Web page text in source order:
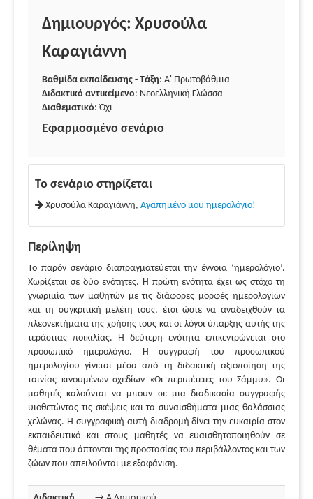
Δημιουργός: Χρυσούλα
Καραγιάννη
Βαθμίδα εκπαίδευσης - Τάξη: Α' Πρωτοβάθμια
Διδακτικό αντικείμενο: Νεοελληνική Γλώσσα
Διαθεματικό: Όχι
Εφαρμοσμένο σενάριο
Το σενάριο στηρίζεται
Χρυσούλα Καραγιάννη, Αγαπημένο μου ημερολόγιο!
Περίληψη
Το παρόν σενάριο διαπραγματεύεται την έννοια ‘ημερολόγιο’.
Χωρίζεται σε δύο ενότητες. Η πρώτη ενότητα έχει ως στόχο τη
γνωριμία των μαθητών με τις διάφορες μορφές ημερολογίων
και τη συγκριτική μελέτη τους, έτσι ώστε να αναδειχθούν τα
πλεονεκτήματα της χρήσης τους και οι λόγοι ύπαρξης αυτής της
τεράστιας ποικιλίας. Η δεύτερη ενότητα επικεντρώνεται στο
προσωπικό ημερολόγιο. Η συγγραφή του προσωπικού
ημερολογίου γίνεται μέσα από τη διδακτική αξιοποίηση της
ταινίας κινουμένων σχεδίων «Οι περιπέτειες του Σάμμυ». Οι
μαθητές καλούνται να μπουν σε μια διαδικασία συγγραφής
υιοθετώντας τις σκέψεις και τα συναισθήματα μιας θαλάσσιας
χελώνας. Η συγγραφική αυτή διαδρομή δίνει την ευκαιρία στον
εκπαιδευτικό και στους μαθητές να ευαισθητοποιηθούν σε
θέματα που άπτονται της προστασίας του περιβάλλοντος και των
ζώων που απειλούνται με εξαφάνιση.